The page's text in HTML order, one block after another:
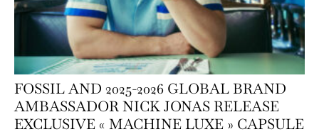
FOSSIL AND 2025-2026 GLOBAL BRAND
AMBASSADOR NICK JONAS RELEASE
EXCLUSIVE « MACHINE LUXE » CAPSULE